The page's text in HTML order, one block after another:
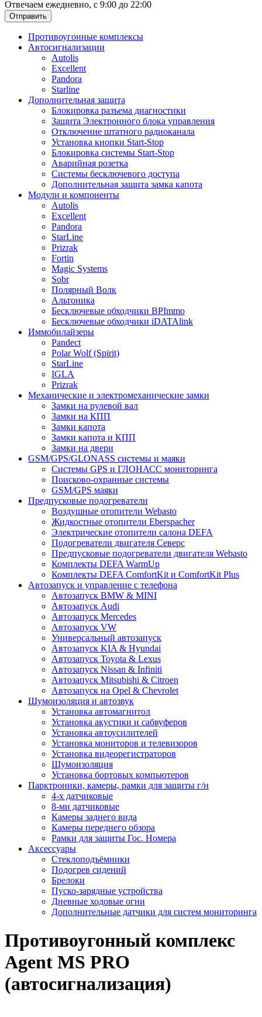
Отвечаем ежедневно, с 9:00 до 22:00
Отправить
Противоугонные комплексы
Автосигнализации
Autolis
Excellent
Pandora
Starline
Дополнительная защита
Блокировка разъема диагностики
Защита Электронного блока управления
Отключение штатного радиоканала
Установка кнопки Start-Stop
Блокировка системы Start-Stop
Аварийная розетка
Системы бесключевого доступа
Дополнительная защита замка капота
Модули и компоненты
Autolis
Excellent
Pandora
StarLine
Prizrak
Fortin
Magic Systems
Sobr
Полярный Волк
Альтоника
Бесключевые обходчики BPImmo
Бесключевые обходчики iDATAlink
Иммобилайзеры
Pandect
Polar Wolf (Spirit)
StarLine
IGLA
Prizrak
Механические и электромеханические замки
Замки на рулевой вал
Замки на КПП
Замки капота
Замки капота и КПП
Замки на двери
GSM/GPS/GLONASS системы и маяки
Системы GPS и ГЛОНАСС мониторинга
Поисково-охранные системы
GSM/GPS маяки
Предпусковые подогреватели
Воздушные отопители Webasto
Жидкостные отопители Eberspacher
Электрические отопители салона DEFA
Подогреватели двигателя Северс
Предпусковые подогреватели двигателя Webasto
Комплекты DEFA WarmUp
Комплекты DEFA ComfortKit и ComfortKit Plus
Автозапуск и управление с телефона
Автозапуск BMW & MINI
Автозапуск Audi
Автозапуск Mercedes
Автозапуск VW
Универсальный автозапуск
Автозапуск KIA & Hyundai
Автозапуск Toyota & Lexus
Автозапуск Nissan & Infiniti
Автозапуск Mitsubishi & Citroen
Автозапуск на Opel & Chevrolet
Шумоизоляция и автозвук
Установка автомагнитол
Установка акустики и сабвуферов
Установка автоусилителей
Установка мониторов и телевизоров
Установка видеорегистраторов
Шумоизоляция
Установка бортовых компьютеров
Парктроники, камеры, рамки для защиты г/н
4-х датчиковые
8-ми датчиковые
Камеры заднего вида
Камеры переднего обзора
Рамки для защиты Гос. Номера
Аксессуары
Стеклоподъёмники
Подогрев сидений
Брелоки
Пуско-зарядные устройства
Дневные ходовые огни
Дополнительные датчики для систем мониторинга
Противоугонный комплекс
Agent MS PRO
(автосигнализация)